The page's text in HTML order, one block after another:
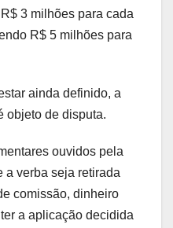
3 milhões para cada
R$ 5 milhões para
ainda definido, a
objeto de disputa.
ouvidos pela
a verba seja retirada
comissão, dinheiro
a aplicação decidida